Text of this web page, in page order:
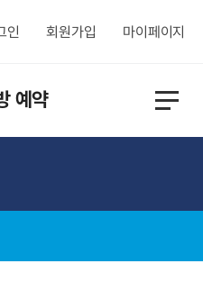
인 회원가입 마이페이지
예약